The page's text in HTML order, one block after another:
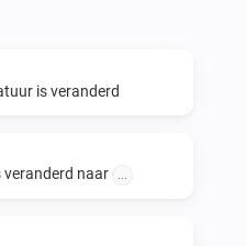
is veranderd
veranderd naar